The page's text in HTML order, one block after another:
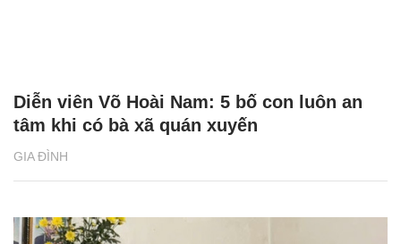
GIA ĐÌNH
Diễn viên Võ Hoài Nam: 5 bố con luôn an
tâm khi có bà xã quán xuyến